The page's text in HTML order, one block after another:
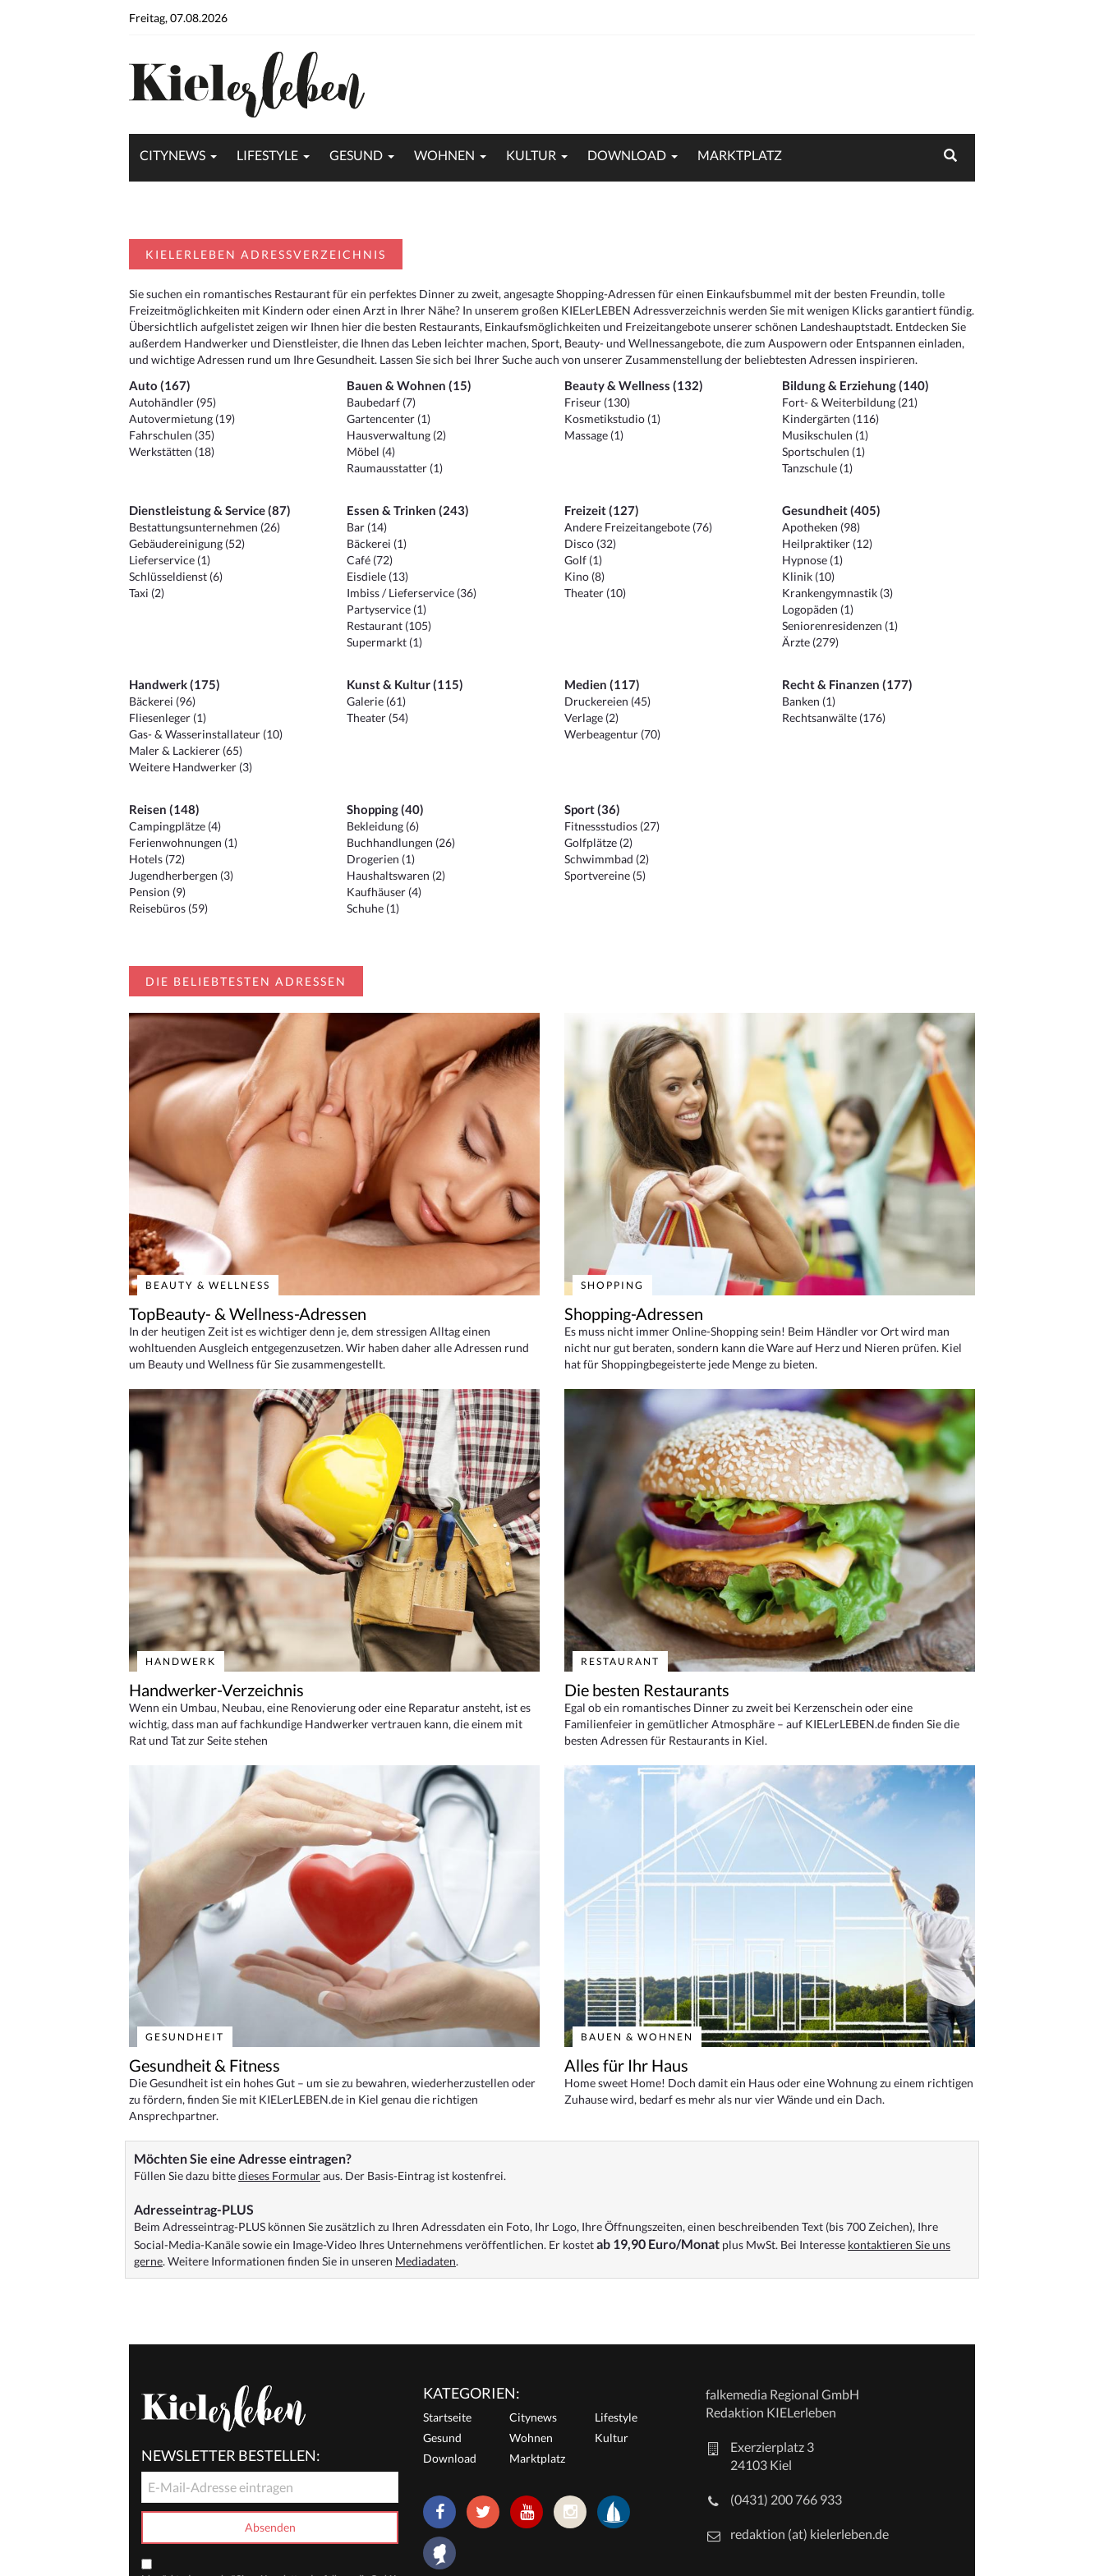
Freitag, 07.08.2026
CITYNEWS LIFESTYLE GESUND WOHNEN KULTUR DOWNLOAD MARKTPLATZ
KIELERLEBEN ADRESSVERZEICHNIS
Sie suchen ein romantisches Restaurant für ein perfektes Dinner zu zweit, angesagte Shopping-Adressen für einen Einkaufsbummel mit der besten Freundin, tolle
Freizeitmöglichkeiten mit Kindern oder einen Arzt in Ihrer Nähe? In unserem großen KIELerLEBEN Adressverzeichnis werden Sie mit wenigen Klicks garantiert fündig.
Übersichtlich aufgelistet zeigen wir Ihnen hier die besten Restaurants, Einkaufsmöglichkeiten und Freizeitangebote unserer schönen Landeshauptstadt. Entdecken Sie
außerdem Handwerker und Dienstleister, die Ihnen das Leben leichter machen, Sport, Beauty- und Wellnessangebote, die zum Auspowern oder Entspannen einladen,
und wichtige Adressen rund um Ihre Gesundheit. Lassen Sie sich bei Ihrer Suche auch von unserer Zusammenstellung der beliebtesten Adressen inspirieren.
Auto (167)
Autohändler (95)
Autovermietung (19)
Fahrschulen (35)
Werkstätten (18)
Bauen & Wohnen (15)
Baubedarf (7)
Gartencenter (1)
Hausverwaltung (2)
Möbel (4)
Raumausstatter (1)
Beauty & Wellness (132)
Friseur (130)
Kosmetikstudio (1)
Massage (1)
Bildung & Erziehung (140)
Fort- & Weiterbildung (21)
Kindergärten (116)
Musikschulen (1)
Sportschulen (1)
Tanzschule (1)
Dienstleistung & Service (87)
Bestattungsunternehmen (26)
Gebäudereinigung (52)
Lieferservice (1)
Schlüsseldienst (6)
Taxi (2)
Essen & Trinken (243)
Bar (14)
Bäckerei (1)
Café (72)
Eisdiele (13)
Imbiss / Lieferservice (36)
Partyservice (1)
Restaurant (105)
Supermarkt (1)
Freizeit (127)
Andere Freizeitangebote (76)
Disco (32)
Golf (1)
Kino (8)
Theater (10)
Gesundheit (405)
Apotheken (98)
Heilpraktiker (12)
Hypnose (1)
Klinik (10)
Krankengymnastik (3)
Logopäden (1)
Seniorenresidenzen (1)
Ärzte (279)
Handwerk (175)
Bäckerei (96)
Fliesenleger (1)
Gas- & Wasserinstallateur (10)
Maler & Lackierer (65)
Weitere Handwerker (3)
Kunst & Kultur (115)
Galerie (61)
Theater (54)
Medien (117)
Druckereien (45)
Verlage (2)
Werbeagentur (70)
Recht & Finanzen (177)
Banken (1)
Rechtsanwälte (176)
Reisen (148)
Campingplätze (4)
Ferienwohnungen (1)
Hotels (72)
Jugendherbergen (3)
Pension (9)
Reisebüros (59)
Shopping (40)
Bekleidung (6)
Buchhandlungen (26)
Drogerien (1)
Haushaltswaren (2)
Kaufhäuser (4)
Schuhe (1)
Sport (36)
Fitnessstudios (27)
Golfplätze (2)
Schwimmbad (2)
Sportvereine (5)
DIE BELIEBTESTEN ADRESSEN
BEAUTY & WELLNESS
TopBeauty- & Wellness-Adressen
In der heutigen Zeit ist es wichtiger denn je, dem stressigen Alltag einen
wohltuenden Ausgleich entgegenzusetzen. Wir haben daher alle Adressen rund
um Beauty und Wellness für Sie zusammengestellt.
SHOPPING
Shopping-Adressen
Es muss nicht immer Online-Shopping sein! Beim Händler vor Ort wird man
nicht nur gut beraten, sondern kann die Ware auf Herz und Nieren prüfen. Kiel
hat für Shoppingbegeisterte jede Menge zu bieten.
HANDWERK
Handwerker-Verzeichnis
Wenn ein Umbau, Neubau, eine Renovierung oder eine Reparatur ansteht, ist es
wichtig, dass man auf fachkundige Handwerker vertrauen kann, die einem mit
Rat und Tat zur Seite stehen
RESTAURANT
Die besten Restaurants
Egal ob ein romantisches Dinner zu zweit bei Kerzenschein oder eine
Familienfeier in gemütlicher Atmosphäre – auf KIELerLEBEN.de finden Sie die
besten Adressen für Restaurants in Kiel.
GESUNDHEIT
Gesundheit & Fitness
Die Gesundheit ist ein hohes Gut – um sie zu bewahren, wiederherzustellen oder
zu fördern, finden Sie mit KIELerLEBEN.de in Kiel genau die richtigen
Ansprechpartner.
BAUEN & WOHNEN
Alles für Ihr Haus
Home sweet Home! Doch damit ein Haus oder eine Wohnung zu einem richtigen
Zuhause wird, bedarf es mehr als nur vier Wände und ein Dach.
Möchten Sie eine Adresse eintragen?
Füllen Sie dazu bittedieses Formularaus. Der Basis-Eintrag ist kostenfrei.
Adresseintrag-PLUS
Beim Adresseintrag-PLUS können Sie zusätzlich zu Ihren Adressdaten ein Foto, Ihr Logo, Ihre Öffnungszeiten, einen beschreibenden Text (bis 700 Zeichen), Ihre
Social-Media-Kanäle sowie ein Image-Video Ihres Unternehmens veröffentlichen. Er kostetab 19,90 Euro/Monat plus MwSt. Bei Interesse kontaktieren Sie uns
gerne. Weitere Informationen finden Sie in unseren Mediadaten.
NEWSLETTER BESTELLEN:
KATEGORIEN:
Startseite Citynews
Lifestyle
Gesund
Wohnen
Kultur
Download
Marktplatz
falkemedia Regional GmbH
Redaktion KIELerleben
Exerzierplatz 3
24103 Kiel
(0431) 200 766 933
redaktion (at) kielerleben.de